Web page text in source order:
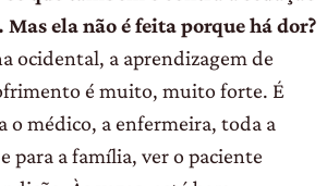
ela não é feita porque há dor?
ocidental, a aprendizagem de
é muito, muito forte. É
o médico, a enfermeira, toda a
para a família, ver o paciente